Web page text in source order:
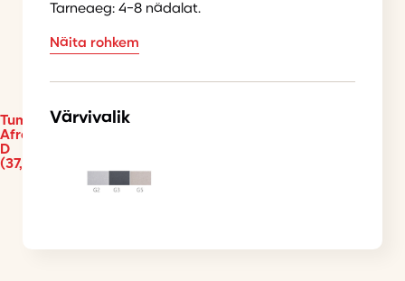
Tumba
Afrodyta
D
(37,5/37,5/37,5)
Tarneaeg: 4-8 nädalat.
Näita rohkem
Värvivalik